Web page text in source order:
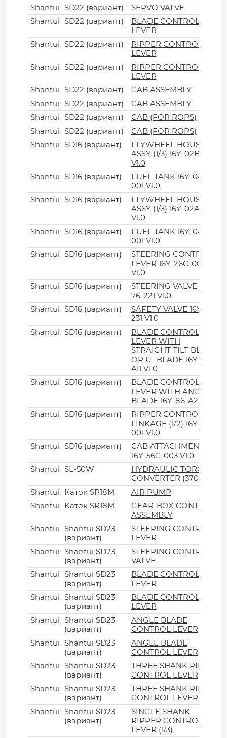
Shantui SD22 (вариант)
SERVO VALVE
Shantui SD22 (вариант)
BLADE CONTROL
LEVER
Shantui SD22 (вариант)
RIPPER CONTROL
LEVER
Shantui SD22 (вариант)
RIPPER CONTROL
LEVER
Shantui SD22 (вариант)
CAB ASSEMBLY
Shantui SD22 (вариант)
CAB ASSEMBLY
Shantui SD22 (вариант)
CAB (FOR ROPS)
Shantui SD22 (вариант)
CAB (FOR ROPS)
Shantui SD16 (вариант)
FLYWHEEL HOUSING
ASSY (1/3) 16Y-02B-A11
V1.0
Shantui SD16 (вариант)
FUEL TANK 16Y-04D-
001 V1.0
Shantui SD16 (вариант)
FLYWHEEL HOUSING
ASSY (1/3) 16Y-02A-A11
V1.0
Shantui SD16 (вариант)
FUEL TANK 16Y-04CA-
001 V1.0
Shantui SD16 (вариант)
STEERING CONTROL
LEVER 16Y-26C-001
V1.0
Shantui SD16 (вариант)
STEERING VALVE 16Y-
76-221 V1.0
Shantui SD16 (вариант)
SAFETY VALVE 16Y-76-
231 V1.0
Shantui SD16 (вариант)
BLADE CONTROL
LEVER WITH
STRAIGHT TILT BLADE
OR U- BLADE 16Y-86-
A11 V1.0
Shantui SD16 (вариант)
BLADE CONTROL
LEVER WITH ANGLE
BLADE 16Y-86-A21 V1.0
Shantui SD16 (вариант)
RIPPER CONTROL
LINKAGE (1/2) 16Y-87C-
001 V1.0
Shantui SD16 (вариант)
CAB ATTACHMENT
16Y-56C-003 V1.0
Shantui SL-50W
HYDRAULIC TORQUE
CONVERTER (370801)
Shantui Каток SR18M
AIR PUMP
Shantui Каток SR18M
GEAR-BOX CONTROL
ASSEMBLY
Shantui Shantui SD23
(вариант)
STEERING CONTROL
LEVER
Shantui Shantui SD23
(вариант)
STEERING CONTROL
VALVE
Shantui Shantui SD23
(вариант)
BLADE CONTROL
LEVER
Shantui Shantui SD23
(вариант)
BLADE CONTROL
LEVER
Shantui Shantui SD23
(вариант)
ANGLE BLADE
CONTROL LEVER
Shantui Shantui SD23
(вариант)
ANGLE BLADE
CONTROL LEVER
Shantui Shantui SD23
(вариант)
THREE SHANK RIPPER
CONTROL LEVER
Shantui Shantui SD23
(вариант)
THREE SHANK RIPPER
CONTROL LEVER
Shantui Shantui SD23
(вариант)
SINGLE SHANK
RIPPER CONTROL
LEVER (1/3)